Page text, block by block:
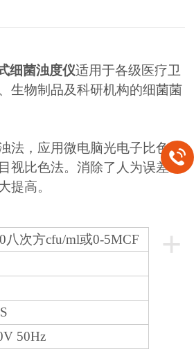
细菌浊度仪适用于各级医疗卫
生物制品及科研机构的细菌菌
法，应用微电脑光电子比色检
视比色法。消除了人为误差，
提高。
+
八次方cfu/ml或0-5MCF
50Hz